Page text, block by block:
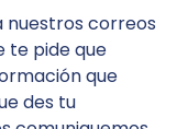
nuestros correos
te pide que
que
des tu